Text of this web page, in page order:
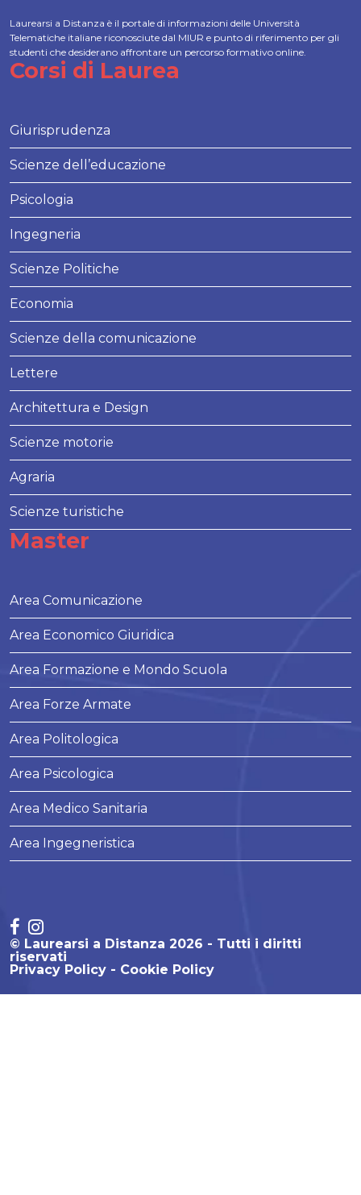
Laurearsi a Distanza è il portale di informazioni delle Università
Telematiche italiane riconosciute dal MIUR e punto di riferimento per gli
studenti che desiderano affrontare un percorso formativo online.
Corsi di Laurea
Giurisprudenza
Scienze dell’educazione
Psicologia
Ingegneria
Scienze Politiche
Economia
Scienze della comunicazione
Lettere
Architettura e Design
Scienze motorie
Agraria
Scienze turistiche
Master
Area Comunicazione
Area Economico Giuridica
Area Formazione e Mondo Scuola
Area Forze Armate
Area Politologica
Area Psicologica
Area Medico Sanitaria
Area Ingegneristica
© Laurearsi a Distanza 2026 - Tutti i diritti
riservati
Privacy Policy
Cookie Policy